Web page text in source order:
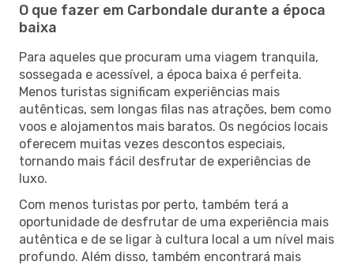
O que fazer em Carbondale durante a época
baixa
Para aqueles que procuram uma viagem tranquila,
sossegada e acessível, a época baixa é perfeita.
Menos turistas significam experiências mais
autênticas, sem longas filas nas atrações, bem como
voos e alojamentos mais baratos. Os negócios locais
oferecem muitas vezes descontos especiais,
tornando mais fácil desfrutar de experiências de
luxo.
Com menos turistas por perto, também terá a
oportunidade de desfrutar de uma experiência mais
autêntica e de se ligar à cultura local a um nível mais
profundo. Além disso, também encontrará mais